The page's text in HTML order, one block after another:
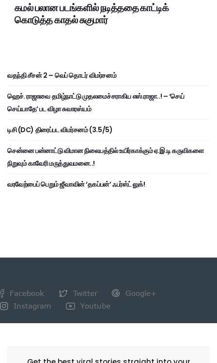
கமல் பலான படங்களில் நடித்ததை காட்டிக்
கொடுத்த காதல் சுகுமார்
வதந்தி சீசன் 2 – வெப் தொடர் விமர்சனம்
ஹெச். ராஜாவை தமிழ்நாட்டு முதலமைச்சராகிய எஸ்.ராஜா..! – ‘செய்
செய்யாதே’ பட விழா சுவாரஸ்யம்
டிசி (DC) திரைப்பட விமர்சனம் (3.5/5)
சென்னை பன்னாட்டு விமான நிலையத்தில் உயிர்காக்கும் ஏ.இ.டி கருவிகளை
நிறுவும் காவேரி மருத்துவமனை..!
வரவேற்பைப் பெறும் ஜீவாவின் ‘தகப்பன்’ ஃபர்ஸ்ட் லுக்!
Facebook Twitter
Google+
Instagram
Youtube